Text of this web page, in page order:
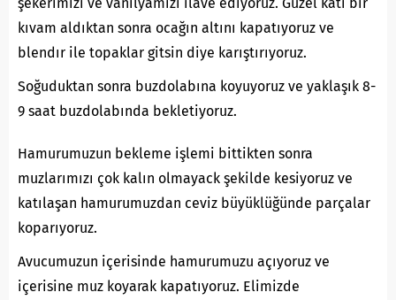
kıvam aldıktan sonra ocağın altını kapatıyoruz ve
blendır ile topaklar gitsin diye karıştırıyoruz.
Soğuduktan sonra buzdolabına koyuyoruz ve yaklaşık 8-
9 saat buzdolabında bekletiyoruz.
Hamurumuzun bekleme işlemi bittikten sonra
muzlarımızı çok kalın olmayack şekilde kesiyoruz ve
katılaşan hamurumuzdan ceviz büyüklüğünde parçalar
koparıyoruz.
Avucumuzun içerisinde hamurumuzu açıyoruz ve
içerisine muz koyarak kapatıyoruz. Elimizde